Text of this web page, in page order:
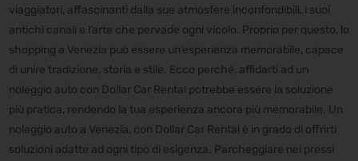
viaggiatori, affascinanti dalla sue atmosfere inconfondibili, i suoi
antichi canali e l’arte che pervade ogni vicolo. Proprio per questo, lo
shopping a Venezia può essere un’esperienza memorabile, capace
di unire tradizione, storia e stile. Ecco perché, affidarti ad un
noleggio auto con Dollar Car Rental potrebbe essere la soluzione
più pratica, rendendo la tua esperienza ancora più memorabile. Un
noleggio auto a Venezia, con Dollar Car Rental è in grado di offrirti
soluzioni adatte ad ogni tipo di esigenza. Parcheggiare nei pressi